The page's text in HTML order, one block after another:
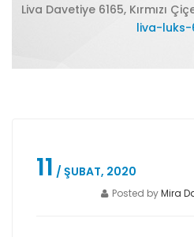
Liva Davetiye 6165, Kırmızı
liva-luks-
11 / ŞUBAT, 2020
Posted byMira